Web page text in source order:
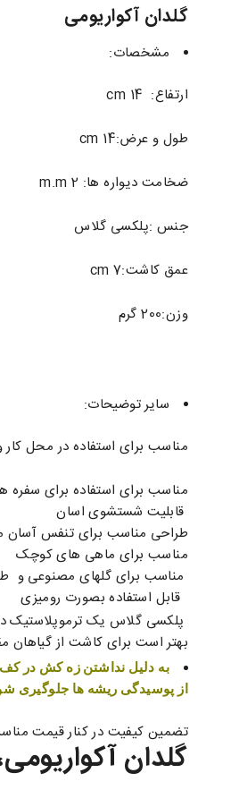
گلدان آکواریومی
مشخصات:
ارتفاع: 14 cm
طول و عرض:14 cm
ضخامت دیواره ها: 2 m.m
جنس :پلکسی گلاس
عمق کاشت:7 cm
وزن:200 گرم
سایر توضیحات:
مناسب برای استفاده در محل کار
مناسب برای استفاده برای
قابلیت شستشوی اسان
طراحی مناسب برای تنفس آسان
مناسب برای ماهی های کوچک
مناسب برای گلهای مصنوعی و
قابل استفاده بصورت رومیزی
پلکسی گلاس یک ترموپلاستیک
بهتر است برای کاشت از گیاهان
به دلیل نداشتن زه کش در
از پوسیدگی ریشه ها جلوگیری
تضمین کیفیت در کنار قیمت
گلدان